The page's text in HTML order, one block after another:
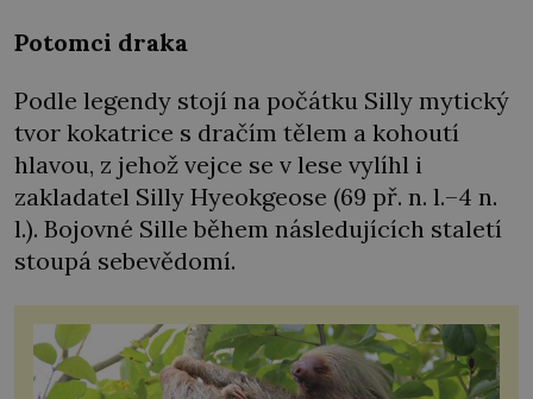
Potomci draka
Podle legendy stojí na počátku Silly mytický
tvor kokatrice s dračím tělem a kohoutí
hlavou, z jehož vejce se v lese vylíhl i
zakladatel Silly Hyeokgeose (69 př. n. l.–4 n.
l.). Bojovné Sille během následujících staletí
stoupá sebevědomí.